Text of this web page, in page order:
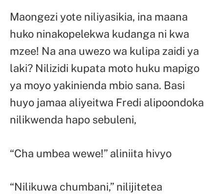
Maongezi yote niliyasikia, ina maana
huko ninakopelekwa kudanga ni kwa
mzee! Na ana uwezo wa kulipa zaidi ya
laki? Nilizidi kupata moto huku mapigo
ya moyo yakinienda mbio sana. Basi
huyo jamaa aliyeitwa Fredi alipoondoka
nilikwenda hapo sebuleni,
“Cha umbea wewe!” aliniita hivyo
“Nilikuwa chumbani,” nilijitetea